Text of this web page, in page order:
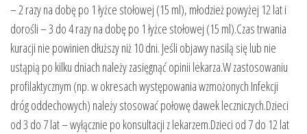
– 2 razy na dobę po 1 łyżce stołowej (15 ml), młodzież powyżej 12 lat i
dorośli – 3 do 4 razy na dobę po 1 łyżce stołowej (15 ml).Czas trwania
kuracji nie powinien dłuższy niż 10 dni. Jeśli objawy nasilą się lub nie
ustąpią po kilku dniach należy zasięgnąć opinii lekarza.W zastosowaniu
profilaktycznym (np. w okresach występowania wzmożonych Infekcji
dróg oddechowych) należy stosować połowę dawek leczniczych.Dzieci
od 3 do 7 lat – wyłącznie po konsultacji z lekarzem.Dzieci od 7 do 12 lat